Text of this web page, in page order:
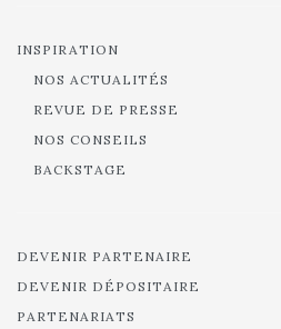
INSPIRATION
NOS ACTUALITÉS
REVUE DE PRESSE
NOS CONSEILS
BACKSTAGE
DEVENIR PARTENAIRE
DEVENIR DÉPOSITAIRE
PARTENARIATS